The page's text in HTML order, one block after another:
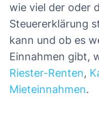
wie viel der oder
Steuererklärung
kann und ob es
Einnahmen gibt,
Riester-Renten,
Mieteinnahmen.